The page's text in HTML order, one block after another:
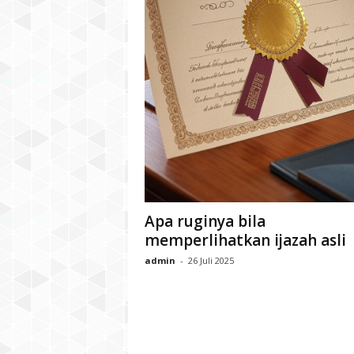
Apa ruginya bila
memperlihatkan ijazah asli
admin - 26 Juli 2025